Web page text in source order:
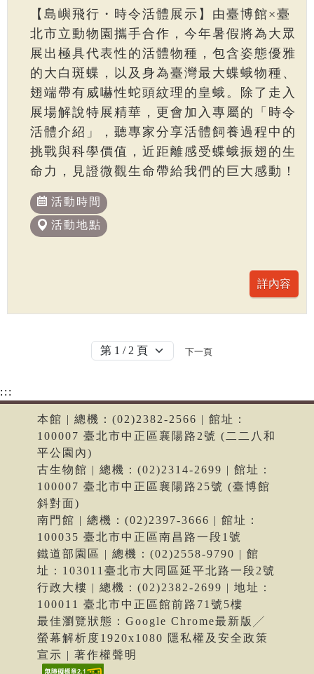
【島嶼飛行・時令活體展示】由臺博館×臺
北市立動物園攜手合作，今年暑假將為大眾
展出極具代表性的活體物種，包含姿態優雅
的大白斑蝶，以及身為臺灣最大蝶蛾物種、
翅端帶有威嚇性蛇頭紋理的皇蛾。除了走入
展場解說特展精華，更會加入專屬的「時令
活體介紹」，聽專家分享活體飼養過程中的
挑戰與科學價值，近距離感受蝶蛾振翅的生
命力，見證微觀生命帶給我們的巨大感動！
活動時間
活動地點
下一頁
:::
本館 | 總機：(02)2382-2566 | 館址：
100007 臺北市中正區襄陽路2號 (二二八和
平公園內)
古生物館 | 總機：(02)2314-2699 | 館址：
100007 臺北市中正區襄陽路25號 (臺博館
斜對面)
南門館 | 總機：(02)2397-3666 | 館址：
100035 臺北市中正區南昌路一段1號
鐵道部園區 | 總機：(02)2558-9790 | 館
址：103011臺北市大同區延平北路一段2號
行政大樓 | 總機：(02)2382-2699 | 地址：
100011 臺北市中正區館前路71號5樓
最佳瀏覽狀態：Google Chrome最新版╱
螢幕解析度1920x1080 隱私權及安全政策
宣示 | 著作權聲明